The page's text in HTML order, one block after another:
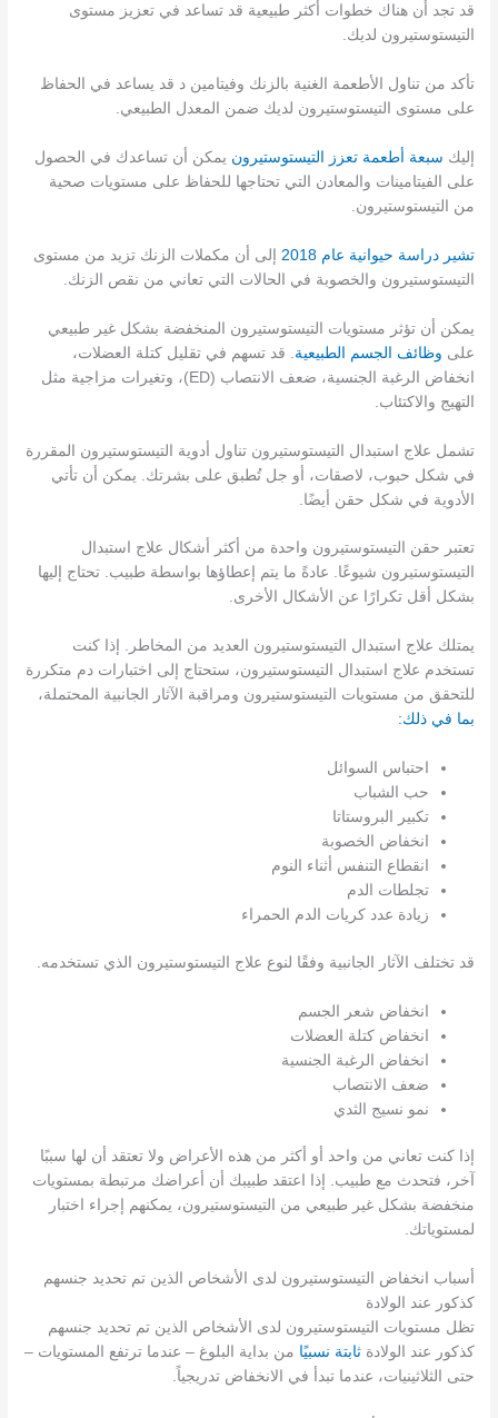
قد تجد أن هناك خطوات أكثر طبيعية قد تساعد في تعزيز مستوى
التيستوستيرون لديك.
تأكد من تناول الأطعمة الغنية بالزنك وفيتامين د قد يساعد في الحفاظ
على مستوى التيستوستيرون لديك ضمن المعدل الطبيعي.
إليك سبعة أطعمة تعزز التيستوستيرون يمكن أن تساعدك في الحصول
على الفيتامينات والمعادن التي تحتاجها للحفاظ على مستويات صحية
من التيستوستيرون.
تشير دراسة حيوانية عام 2018
إلى أن مكملات الزنك تزيد من مستوى
التيستوستيرون والخصوبة في الحالات التي تعاني من نقص الزنك.
يمكن أن تؤثر مستويات التيستوستيرون المنخفضة بشكل غير طبيعي
على وظائف الجسم الطبيعية . قد تسهم في تقليل كتلة العضلات،
انخفاض الرغبة الجنسية، ضعف الانتصاب (ED)، وتغيرات مزاجية مثل
التهيج والاكتئاب.
تشمل علاج استبدال التيستوستيرون تناول أدوية التيستوستيرون المقررة
في شكل حبوب، لاصقات، أو جل تُطبق على بشرتك. يمكن أن تأتي
الأدوية في شكل حقن أيضًا.
تعتبر حقن التيستوستيرون واحدة من أكثر أشكال علاج استبدال
التيستوستيرون شيوعًا. عادةً ما يتم إعطاؤها بواسطة طبيب. تحتاج إليها
بشكل أقل تكرارًا عن الأشكال الأخرى.
يمتلك علاج استبدال التيستوستيرون العديد من المخاطر. إذا كنت
تستخدم علاج استبدال التيستوستيرون، ستحتاج إلى اختبارات دم متكررة
للتحقق من مستويات التيستوستيرون ومراقبة الآثار الجانبية المحتملة،
بما في ذلك:
احتباس السوائل
حب الشباب
تكبير البروستاتا
انخفاض الخصوبة
انقطاع التنفس أثناء النوم
تجلطات الدم
زيادة عدد كريات الدم الحمراء
قد تختلف الآثار الجانبية وفقًا لنوع علاج التيستوستيرون الذي تستخدمه.
انخفاض شعر الجسم
انخفاض كتلة العضلات
انخفاض الرغبة الجنسية
ضعف الانتصاب
نمو نسيج الثدي
إذا كنت تعاني من واحد أو أكثر من هذه الأعراض ولا تعتقد أن لها سببًا
آخر، فتحدث مع طبيب. إذا اعتقد طبيبك أن أعراضك مرتبطة بمستويات
منخفضة بشكل غير طبيعي من التيستوستيرون، يمكنهم إجراء اختبار
لمستوياتك.
أسباب انخفاض التيستوستيرون لدى الأشخاص الذين تم تحديد جنسهم
كذكور عند الولادة
تظل مستويات التيستوستيرون لدى الأشخاص الذين تم تحديد جنسهم
كذكور عند الولادةثابتة نسبيًا من بداية البلوغ – عندما ترتفع المستويات –
حتى الثلاثينيات، عندما تبدأ في الانخفاض تدريجياً.